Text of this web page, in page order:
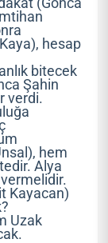
hesap
bitecek
Şahin
verdi.
hem
Alya
vermelidir.
Kayacan)
Uzak